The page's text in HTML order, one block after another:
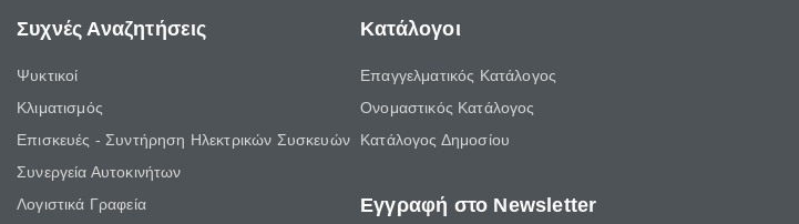
Συχνές Αναζητήσεις
Ψυκτικοί
Κλιματισμός
Επισκευές - Συντήρηση Ηλεκτρικών Συσκευών
Συνεργεία Αυτοκινήτων
Λογιστικά Γραφεία
Κατάλογοι
Επαγγελματικός Κατάλογος
Ονομαστικός Κατάλογος
Κατάλογος Δημοσίου
Εγγραφή στο Newsletter